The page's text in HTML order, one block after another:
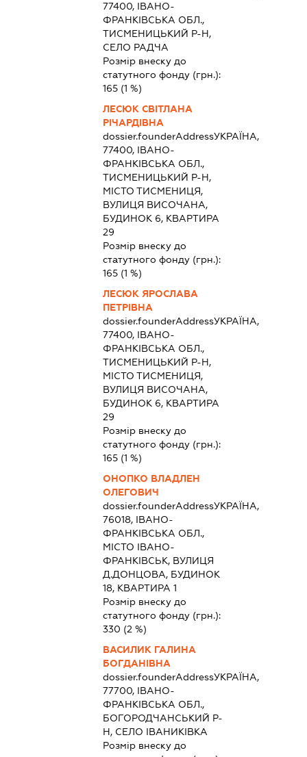
77400, ІВАНО-
ФРАНКІВСЬКА ОБЛ.,
ТИСМЕНИЦЬКИЙ Р-Н,
СЕЛО РАДЧА
Розмір внеску до
статутного фонду (грн.):
165(1 %)
ЛЕСЮК СВІТЛАНА
РІЧАРДІВНА
dossier.founderAddressУКРАЇНА,
77400, ІВАНО-
ФРАНКІВСЬКА ОБЛ.,
ТИСМЕНИЦЬКИЙ Р-Н,
МІСТО ТИСМЕНИЦЯ,
ВУЛИЦЯ ВИСОЧАНА,
БУДИНОК 6, КВАРТИРА
29
Розмір внеску до
статутного фонду (грн.):
165(1 %)
ЛЕСЮК ЯРОСЛАВА
ПЕТРІВНА
dossier.founderAddressУКРАЇНА,
77400, ІВАНО-
ФРАНКІВСЬКА ОБЛ.,
ТИСМЕНИЦЬКИЙ Р-Н,
МІСТО ТИСМЕНИЦЯ,
ВУЛИЦЯ ВИСОЧАНА,
БУДИНОК 6, КВАРТИРА
29
Розмір внеску до
статутного фонду (грн.):
165(1 %)
ОНОПКО ВЛАДЛЕН
ОЛЕГОВИЧ
dossier.founderAddressУКРАЇНА,
76018, ІВАНО-
ФРАНКІВСЬКА ОБЛ.,
МІСТО ІВАНО-
ФРАНКІВСЬК, ВУЛИЦЯ
Д.ДОНЦОВА, БУДИНОК
18, КВАРТИРА 1
Розмір внеску до
статутного фонду (грн.):
330 (2 %)
ВАСИЛИК ГАЛИНА
БОГДАНІВНА
dossier.founderAddressУКРАЇНА,
77700, ІВАНО-
ФРАНКІВСЬКА ОБЛ.,
БОГОРОДЧАНСЬКИЙ Р-
Н, СЕЛО ІВАНИКІВКА
Розмір внеску до